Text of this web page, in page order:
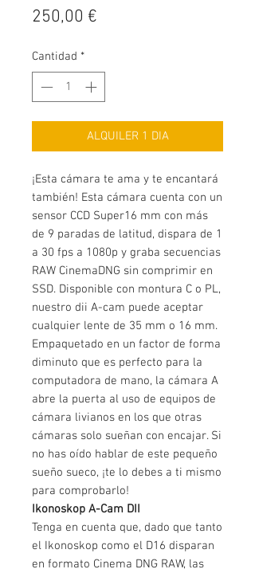
250,00 €
Cantidad *
ALQUILER 1 DIA
¡Esta cámara te ama y te encantará
también! Esta cámara cuenta con un
sensor CCD Super16 mm con más
de 9 paradas de latitud, dispara de 1
a 30 fps a 1080p y graba secuencias
RAW CinemaDNG sin comprimir en
SSD. Disponible con montura C o PL,
nuestro dii A-cam puede aceptar
cualquier lente de 35 mm o 16 mm.
Empaquetado en un factor de forma
diminuto que es perfecto para la
computadora de mano, la cámara A
abre la puerta al uso de equipos de
cámara livianos en los que otras
cámaras solo sueñan con encajar. Si
no has oído hablar de este pequeño
sueño sueco, ¡te lo debes a ti mismo
para comprobarlo!
Ikonoskop A-Cam DII
Tenga en cuenta que, dado que tanto
el Ikonoskop como el D16 disparan
en formato Cinema DNG RAW, las